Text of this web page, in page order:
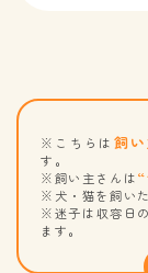
※こちらは 飼
す。
※飼い主さんは
※犬・猫を飼い
※迷子は収容日
ます。